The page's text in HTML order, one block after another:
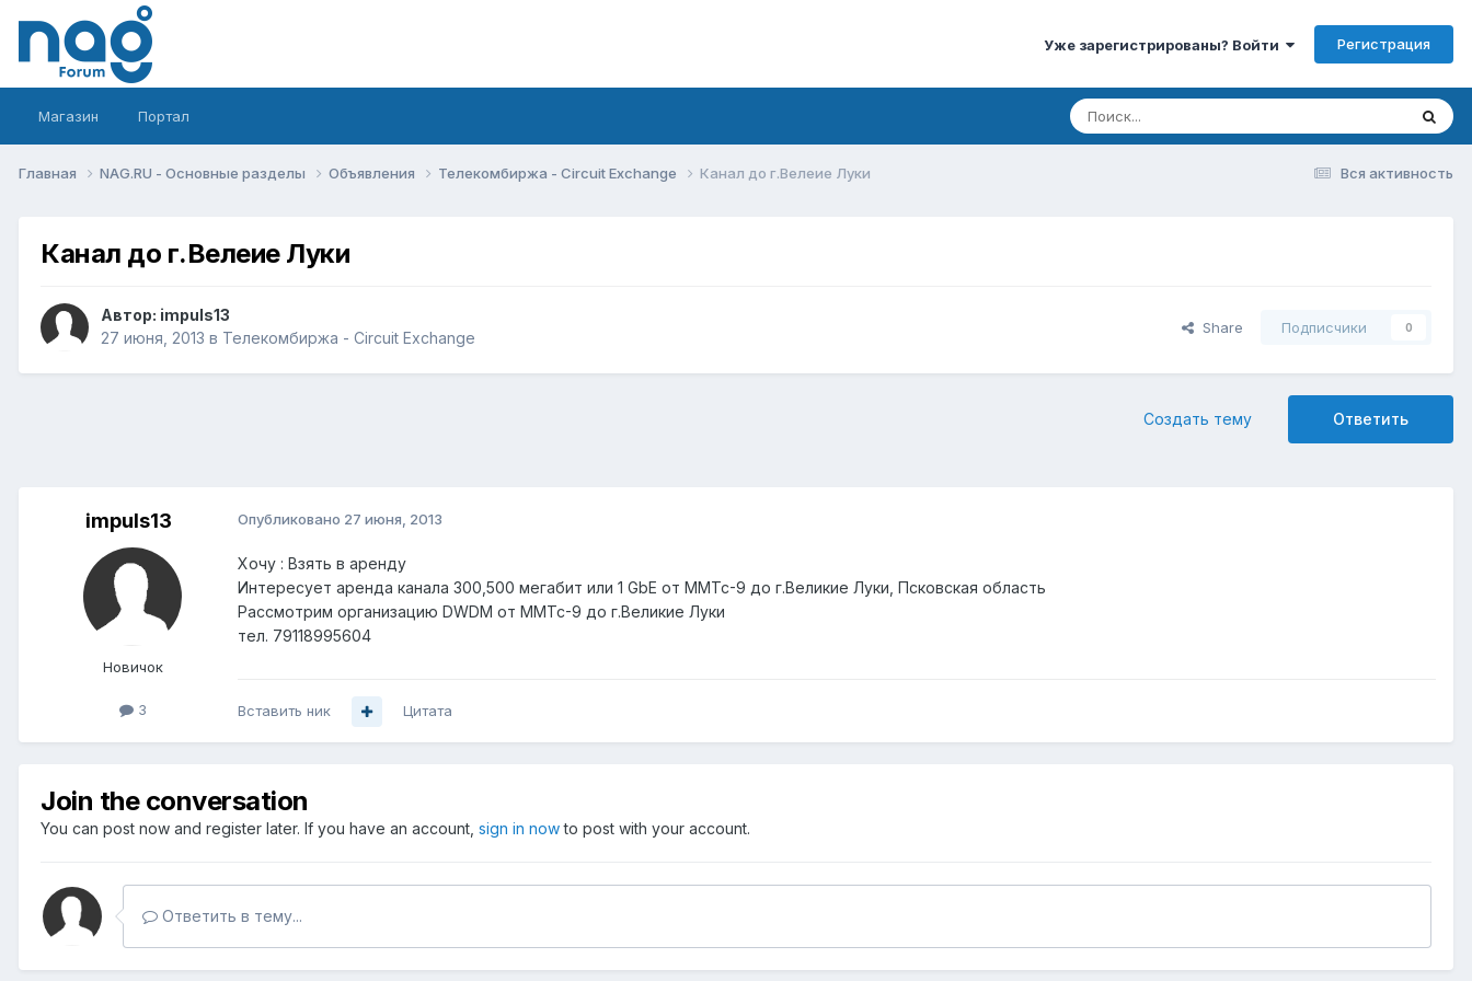
Уже зарегистрированы? Войти Регистрация
Магазин Портал
Вся активность
Главная NAG.RU - Основные разделы Объявления Телекомбиржа - Circuit Exchange Канал до г.Велеие Луки
Канал до г.Велеие Луки
Автор: impuls13
27 июня, 2013 в Телекомбиржа - Circuit Exchange
Share Подписчики 0
Ответить
Создать тему
impuls13
Новичок
3
Опубликовано 27 июня, 2013
Хочу : Взять в аренду
Интересует аренда канала 300,500 мегабит или 1 GbE от ММТс-9 до г.Великие Луки, Псковская область
Рассмотрим организацию DWDM от ММТс-9 до г.Великие Луки
тел. 79118995604
Вставить ник Цитата
Join the conversation
You can post now and register later. If you have an account, sign in nowto post with your account.
Ответить в тему...